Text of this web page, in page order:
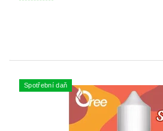
Spotřební daň